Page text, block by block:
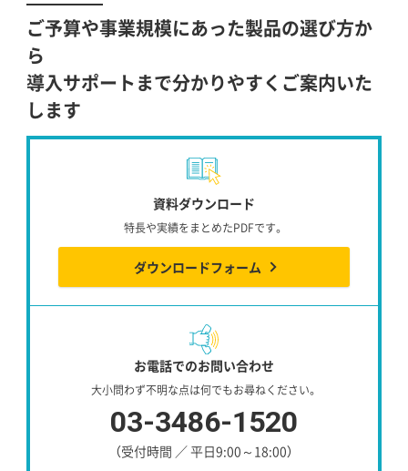
ご予算や事業規模にあった製品の選び方か
ら
導入サポートまで分かりやすくご案内いた
します
資料ダウンロード
特長や実績をまとめたPDFです。
ダウンロードフォーム
お電話でのお問い合わせ
大小問わず不明な点は何でもお尋ねください。
03-3486-1520
（受付時間 ／ 平日9:00～18:00）